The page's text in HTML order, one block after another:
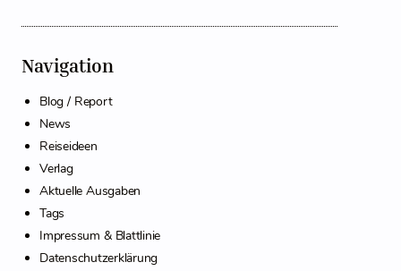
Navigation
Blog / Report
News
Reiseideen
Verlag
Aktuelle Ausgaben
Tags
Impressum & Blattlinie
Datenschutzerklärung